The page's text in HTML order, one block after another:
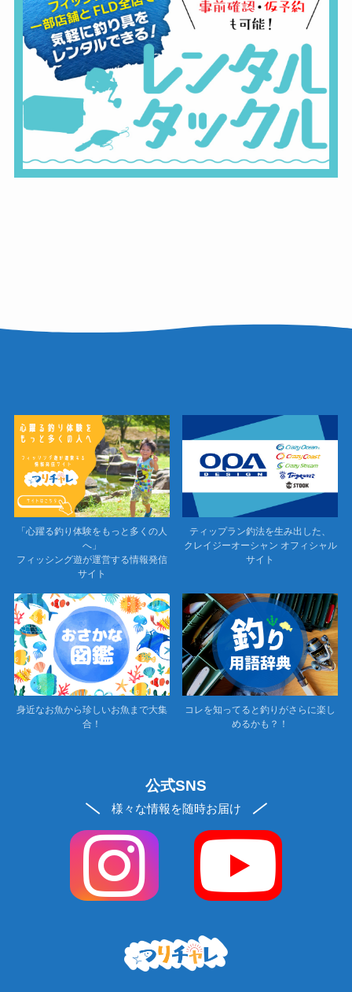
「心躍る釣り体験をもっと多くの人
へ」
フィッシング遊が運営する情報発信
サイト
ティップラン釣法を生み出した、
クレイジーオーシャン オフィシャル
サイト
身近なお魚から珍しいお魚まで大集
合！
コレを知ってると釣りがさらに楽し
めるかも？！
公式SNS
様々な情報を随時お届け